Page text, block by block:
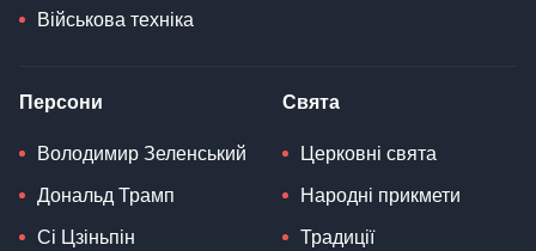
Військова техніка
Персони
Володимир Зеленський
Дональд Трамп
Сі Цзіньпін
Свята
Церковні свята
Народні прикмети
Традиції